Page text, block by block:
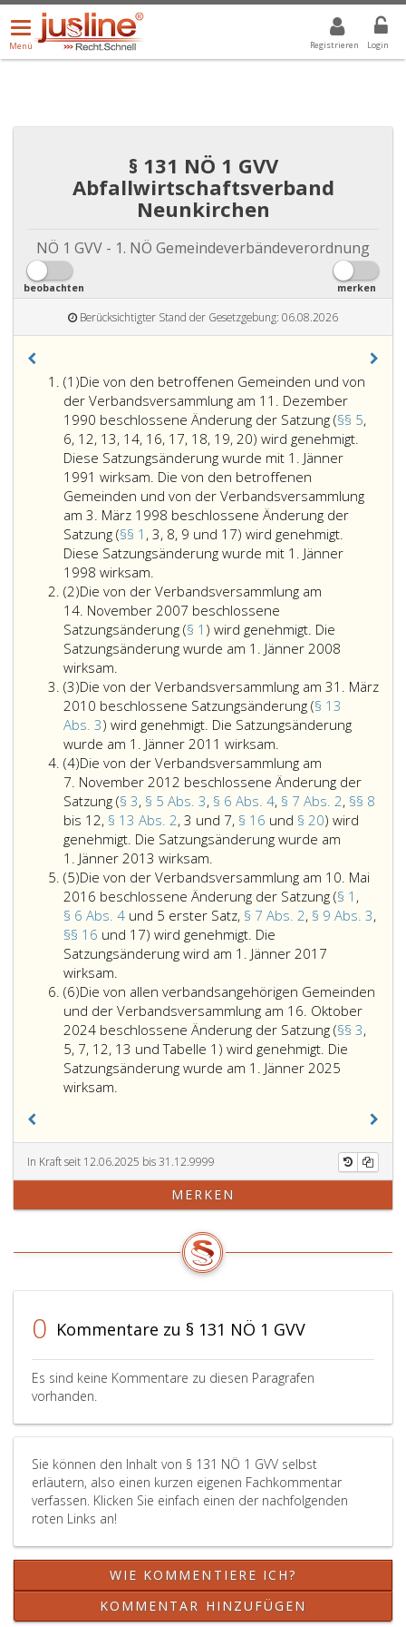
Registrieren Login
Menü
öffnen/schließen
Menü
ALLE DROPDOWN: GEWÄHLTER WERT IST ALLE
§ 131 NÖ 1 GVV
Abfallwirtschaftsverband
Neunkirchen
NÖ 1 GVV - 1. NÖ Gemeindeverbändeverordnung
beobachten merken
Berücksichtigter Stand der Gesetzgebung: 06.08.2026
(1)Absatz
eins
Die von den betroffenen Gemeinden und von
der Verbandsversammlung am 11. Dezember
1990 beschlossene Änderung der Satzung (§§ 5,
6, 12, 13, 14, 16, 17, 18, 19, 20) wird genehmigt.
Diese Satzungsänderung wurde mit 1. Jänner
1991 wirksam. Die von den betroffenen
Gemeinden und von der Verbandsversammlung
am 3. März 1998 beschlossene Änderung der
Satzung (§§ 1 , 3, 8, 9 und 17) wird genehmigt.
Diese Satzungsänderung wurde mit 1. Jänner
1998 wirksam.
von
den
betroffenen
Gemeinden
von
der
Verbandsversammlung
am
11. Dezember
1990
beschlossene
Änderung
der
Satzung
(Paragraphen
5,,
6,
12,
13,
16,
17,
18,
19,
20)
Satzungsänderung
wurde
mit
1. Jänner
wirksam.
Die
den
Gemeinden
von
am
1998
beschlossene
Änderung
Satzung
(Paragraphen
eins,,
3,
8,
(2)Absatz
2
Die von der Verbandsversammlung am
14. November 2007 beschlossene
Satzungsänderung (§ 1 ) wird genehmigt. Die
Satzungsänderung wurde am 1. Jänner 2008
wirksam.
von
der
Verbandsversammlung
am
14. November
2007
beschlossene
Satzungsänderung
(Paragraph
eins,)
wird
genehmigt.
Die
Satzungsänderung
wurde
1. Jänner
2008
wirksam.
(3)Absatz
3
Die von der Verbandsversammlung am 31. März
2010 beschlossene Satzungsänderung (§ 13
Abs. 3) wird genehmigt. Die Satzungsänderung
wurde am 1. Jänner 2011 wirksam.
von
der
am
31. März
beschlossene
Satzungsänderung
(Paragraph
Absatz
wird
genehmigt.
Die
Satzungsänderung
wurde
wirksam.
(4)Absatz
4
Die von der Verbandsversammlung am
7. November 2012 beschlossene Änderung der
Satzung (§ 3, § 5 Abs. 3, § 6 Abs. 4, § 7 Abs. 2, §§ 8
bis 12, § 13 Abs. 2, 3 und 7, § 16 und § 20) wird
genehmigt. Die Satzungsänderung wurde am
1. Jänner 2013 wirksam.
von
der
Verbandsversammlung
am
7. November
beschlossene
Änderung
der
Satzung
(Paragraph
Absatz
3,,
Paragraph
6,
4,,
Paragraph
7,
Absatz
Paragraphen
bis
13,
2,,
3
und
Paragraph
16
und
Paragraph
20,)
(5)Absatz
5
Die von der Verbandsversammlung am 10. Mai
2016 beschlossene Änderung der Satzung (§ 1 ,
§ 6 Abs. 4 und 5 erster Satz, § 7 Abs. 2, § 9 Abs. 3,
§§ 16 und 17) wird genehmigt. Die
Satzungsänderung wird am 1. Jänner 2017
wirksam.
von
der
Verbandsversammlung
am
10. Mai
der
Satzung
(Paragraph
Absatz
und
erster
Paragraph
2,,
9,
Absatz
3,,
16
und
17)
wird
genehmigt.
(6)Absatz
6
Die von allen verbandsangehörigen Gemeinden
und der Verbandsversammlung am 16. Oktober
2024 beschlossene Änderung der Satzung (§§ 3,
5, 7, 12, 13 und Tabelle 1) wird genehmigt. Die
Satzungsänderung wurde am 1. Jänner 2025
wirksam.
verbandsangehörigen
Gemeinden
und
16. Oktober
beschlossene
der
(Paragraphen
7,
13
und
Tabelle
wird
genehmigt.
Die
Satzungsänderung
wurde
In Kraft seit 12.06.2025 bis 31.12.9999
MERKEN
0 Kommentare zu § 131 NÖ 1 GVV
Es sind keine Kommentare zu diesen Paragrafen
vorhanden.
Sie können den Inhalt von § 131 NÖ 1 GVV selbst
erläutern, also einen kurzen eigenen Fachkommentar
verfassen. Klicken Sie einfach einen der nachfolgenden
roten Links an!
WIE KOMMENTIERE ICH?
KOMMENTAR HINZUFÜGEN